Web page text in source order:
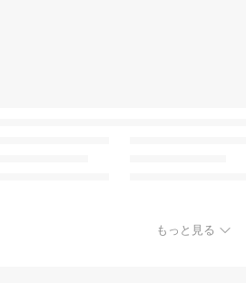
もっと見る